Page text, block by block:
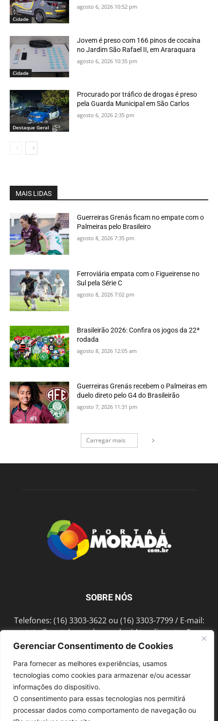
Gerenciar Consentimento de Cookies
Para fornecer as melhores experiências, usamos
tecnologias como cookies para armazenar e/ou acessar
informações do dispositivo.
O consentimento para essas tecnologias nos permitirá
processar dados como comportamento de navegação ou
Cidade
agosto 6, 2026 10:52 pm
Cidade
Jovem é preso com 166 pinos de cocaína
no Jardim São Rafael II, em Araraquara
agosto 6, 2026 10:35 pm
Destaque Geral
Procurado por tráfico de drogas é preso
pela Guarda Municipal em São Carlos
agosto 6, 2026 2:35 pm
MAIS LIDAS
Guerreiras Grenás ficam no empate com o
Palmeiras pelo Brasileiro
agosto 8, 2026 7:35 pm
Ferroviária empata com o Figueirense no
Sul pela Série C
agosto 8, 2026 7:02 pm
Brasileirão 2026: Confira os jogos da 22ª
rodada
agosto 8, 2026 12:05 am
Guerreiras Grenás recebem o Palmeiras em
duelo direto pelo G4 do Brasileirão
agosto 7, 2026 11:31 pm
Carregar mais
SOBRE NÓS
Telefones: (16) 3303-3622 ou (16) 3303-7799 / E-mail:
contato@portalmorada.com.br/ Atendimento: Seg a
Sex das 8h às 18h / Endereço: Av. Bento de Abreu, 889
SIGA-NOS